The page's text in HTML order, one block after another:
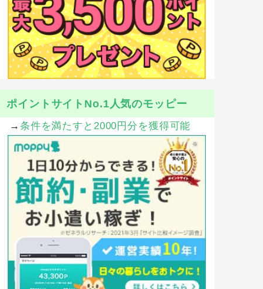
ポイントサイトNo.1人気のモッピー
→ 条件を満たすと2000円分を獲得可能